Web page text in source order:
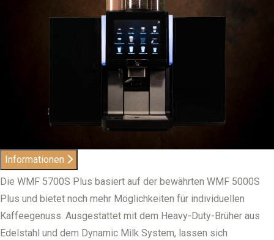
Informationen
Die WMF 5700S Plus basiert auf der bewährten WMF 5000S
Plus und bietet noch mehr Möglichkeiten für individuellen
Kaffeegenuss. Ausgestattet mit dem Heavy-Duty-Brüher aus
Edelstahl und dem Dynamic Milk System, lassen sich